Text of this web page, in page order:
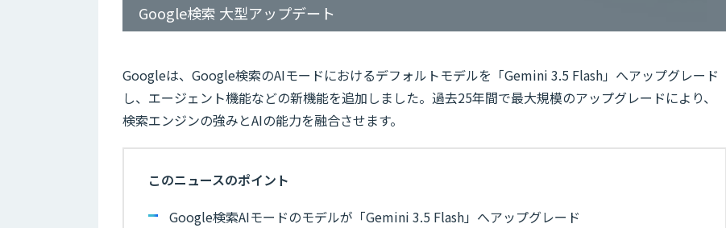
Google検索 大型アップデート
Googleは、Google検索のAIモードにおけるデフォルトモデルを「Gemini 3.5 Flash」へアップグレード
し、エージェント機能などの新機能を追加しました。過去25年間で最大規模のアップグレードにより、
検索エンジンの強みとAIの能力を融合させます。
このニュースのポイント
Google検索AIモードのモデルが「Gemini 3.5 Flash」へアップグレード